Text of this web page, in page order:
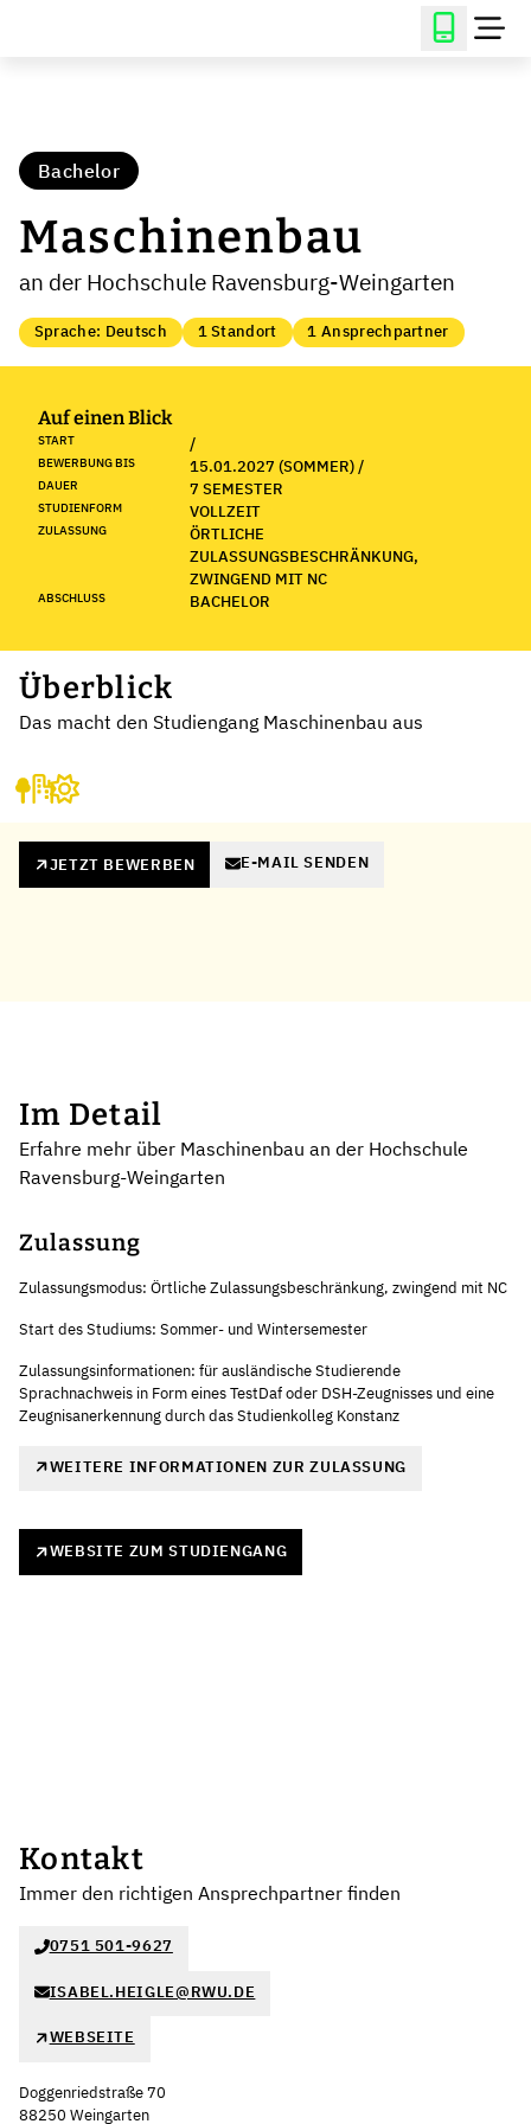
Bachelor
Maschinenbau
an der Hochschule Ravensburg-Weingarten
Sprache: Deutsch 1 Standort 1 Ansprechpartner
Auf einen Blick
START /
BEWERBUNG BIS 15.01.2027 (SOMMER) /
DAUER 7 SEMESTER
STUDIENFORM VOLLZEIT
ZULASSUNG
ÖRTLICHE
ZULASSUNGSBESCHRÄNKUNG,
ZWINGEND MIT NC
ABSCHLUSS BACHELOR
Überblick
Das macht den Studiengang Maschinenbau aus
JETZT BEWERBEN E-MAIL SENDEN
Im Detail
Erfahre mehr über Maschinenbau an der Hochschule
Ravensburg-Weingarten
Zulassung
Zulassungsmodus: Örtliche Zulassungsbeschränkung, zwingend mit NC
Start des Studiums: Sommer- und Wintersemester
Zulassungsinformationen: für ausländische Studierende
Sprachnachweis in Form eines TestDaf oder DSH-Zeugnisses und eine
Zeugnisanerkennung durch das Studienkolleg Konstanz
WEITERE INFORMATIONEN ZUR ZULASSUNG
WEBSITE ZUM STUDIENGANG
Kontakt
Immer den richtigen Ansprechpartner finden
0751 501-9627
ISABEL.HEIGLE@RWU.DE
WEBSEITE
Doggenriedstraße 70
88250 Weingarten